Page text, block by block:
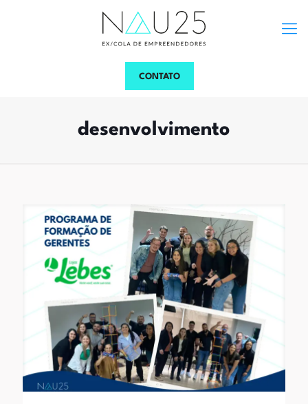
CONTATO
desenvolvimento